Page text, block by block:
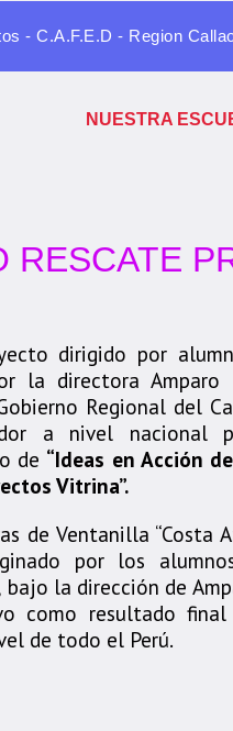
- C.A.F.E.D - Region
NUESTRA
RESCATE
dirigido por
la directora Amparo
Regional del
a nivel nacional
de “Ideas en Acción
Vitrina”.
de Ventanilla “Costa
por los
bajo la dirección de
como resultado final
de todo el Perú.